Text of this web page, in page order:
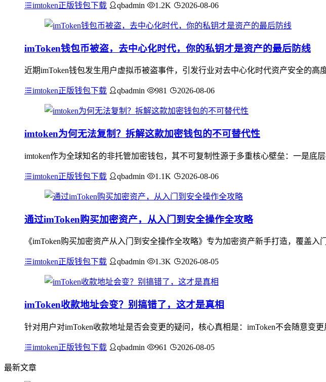
imtoken正版钱包下载 qbadmin 1.2K 2026-08-06
imToken钱包币被盗，去中心化时代，你的私钥才是资产的最后防线
近期imToken钱包发生用户虚拟币被盗事件，引发行业对去中心化时代资产安全的
imtoken正版钱包下载 qbadmin 981 2026-08-06
imtoken为何无法复制？拆解这款加密钱包的不可替代性
imtoken作为全球知名的非托管加密钱包，其不可复制性源于多重核心壁垒：一是
imtoken正版钱包下载 qbadmin 1.1K 2026-08-06
通过imToken购买加密资产，从入门到安全操作全攻略
《imToken购买加密资产从入门到安全操作全攻略》专为加密资产新手打造，覆盖
imtoken正版钱包下载 qbadmin 1.3K 2026-08-05
imToken收款地址会变？别搞错了，这才是真相
针对用户对imToken收款地址是否会变更的疑问，核心真相是：imToken不会随意
imtoken正版钱包下载 qbadmin 961 2026-08-05
最新文章